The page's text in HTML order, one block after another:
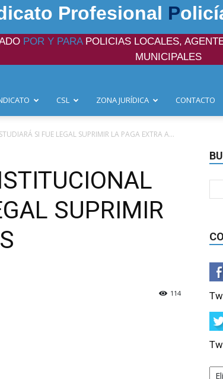
Profesional P
POR Y PARAPOLICIAS LOCALES,
MUNICIPALES
CSL ZONA JURÍDICA CONTACTO
SI FUE LEGAL SUPRIMIR LA PAGA EXTRA A...
SUPRIMIR
114